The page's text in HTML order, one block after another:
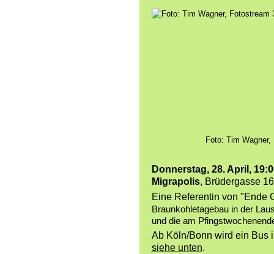
Foto: Tim
Donnerstag, 28. April,
Migrapolis, Brüdergasse
Eine Referentin von "Ende
Braunkohletagebau in der
und die am
Ab Köln/Bonn wird ein Bus
siehe unten.